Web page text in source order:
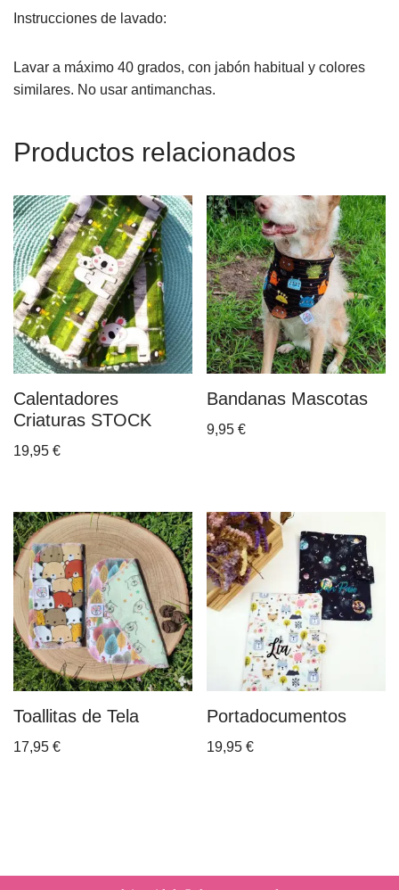
Instrucciones de lavado:
Lavar a máximo 40 grados, con jabón habitual y colores
similares. No usar antimanchas.
Productos relacionados
Calentadores
Criaturas STOCK
19,95 €
Bandanas Mascotas
9,95€
Toallitas de Tela
17,95 €
Portadocumentos
19,95€